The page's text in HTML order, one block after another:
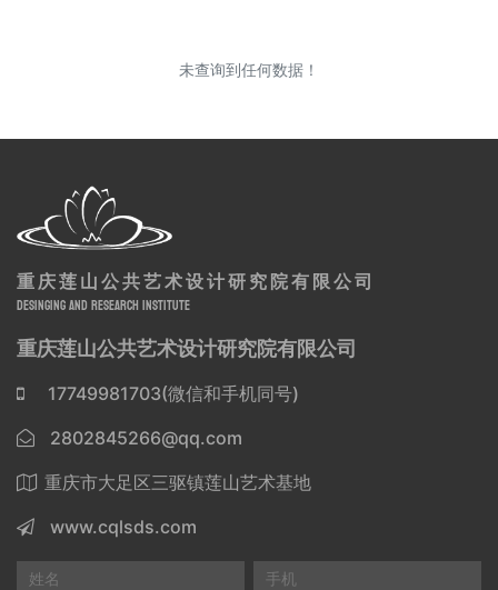
未查询到任何数据！
重庆莲山公共艺术设计研究院有限公司
DESINGING AND RESEARCH INSTITUTE
重庆莲山公共艺术设计研究院有限公司
17749981703(微信和手机同号)
2802845266@qq.com
重庆市大足区三驱镇莲山艺术基地
www.cqlsds.com